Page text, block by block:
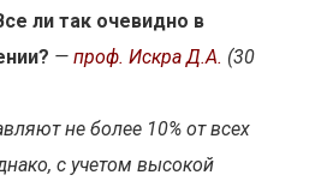
ли так очевидно в
— проф. Искра Д.А. (30
не более 10% от всех
с учетом высокой